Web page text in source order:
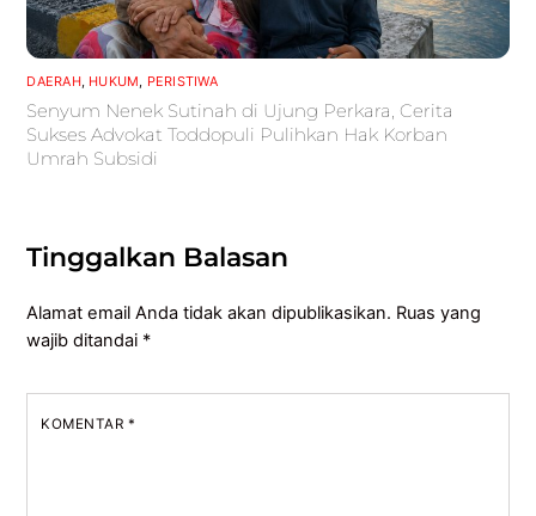
DAERAH, HUKUM, PERISTIWA
Senyum Nenek Sutinah di Ujung Perkara, Cerita
Sukses Advokat Toddopuli Pulihkan Hak Korban
Umrah Subsidi
Tinggalkan Balasan
Alamat email Anda tidak akan dipublikasikan. Ruas yang
wajib ditandai *
KOMENTAR *